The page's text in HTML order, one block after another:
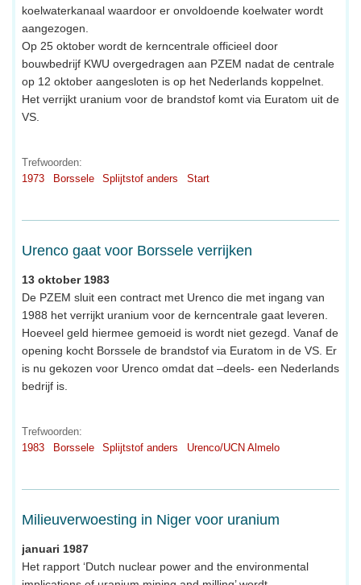
koelwaterkanaal waardoor er onvoldoende koelwater wordt
aangezogen.
Op 25 oktober wordt de kerncentrale officieel door
bouwbedrijf KWU overgedragen aan PZEM nadat de centrale
op 12 oktober aangesloten is op het Nederlands koppelnet.
Het verrijkt uranium voor de brandstof komt via Euratom uit de
VS.
Trefwoorden:
1973
Borssele Splijtstof anders Start
Urenco gaat voor Borssele verrijken
13 oktober 1983
De PZEM sluit een contract met Urenco die met ingang van
1988 het verrijkt uranium voor de kerncentrale gaat leveren.
Hoeveel geld hiermee gemoeid is wordt niet gezegd. Vanaf de
opening kocht Borssele de brandstof via Euratom in de VS. Er
is nu gekozen voor Urenco omdat dat –deels- een Nederlands
bedrijf is.
Trefwoorden:
1983
Borssele Splijtstof anders Urenco/UCN Almelo
Milieuverwoesting in Niger voor uranium
januari 1987
Het rapport ‘Dutch nuclear power and the environmental